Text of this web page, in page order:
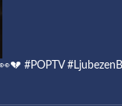
#POPTV